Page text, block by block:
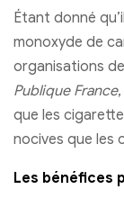
Étant donné
monoxyde de
organisations
Publique France
que les
nocives que les
Les bénéfices